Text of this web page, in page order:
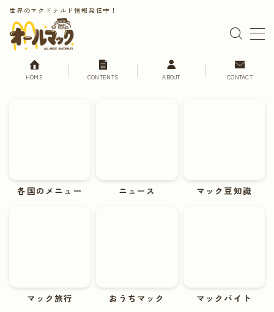
世界のマクドナルド情報発信中！
MENU
各国のメニュー
マックバイト
HOME CONTENTS ABOUT CONTACT
各国のメニュー ニュース マック豆知識
マック旅行 おうちマック マックバイト